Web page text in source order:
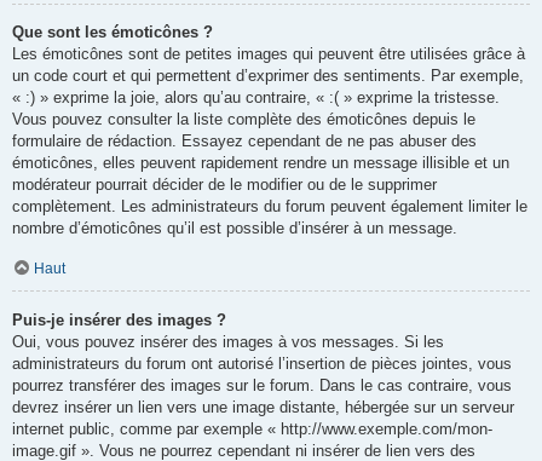
Que sont les émoticônes ?
Les émoticônes sont de petites images qui peuvent être utilisées grâce à
un code court et qui permettent d’exprimer des sentiments. Par exemple,
« :) » exprime la joie, alors qu’au contraire, « :( » exprime la tristesse.
Vous pouvez consulter la liste complète des émoticônes depuis le
formulaire de rédaction. Essayez cependant de ne pas abuser des
émoticônes, elles peuvent rapidement rendre un message illisible et un
modérateur pourrait décider de le modifier ou de le supprimer
complètement. Les administrateurs du forum peuvent également limiter le
nombre d’émoticônes qu’il est possible d’insérer à un message.
Haut
Puis-je insérer des images ?
Oui, vous pouvez insérer des images à vos messages. Si les
administrateurs du forum ont autorisé l’insertion de pièces jointes, vous
pourrez transférer des images sur le forum. Dans le cas contraire, vous
devrez insérer un lien vers une image distante, hébergée sur un serveur
internet public, comme par exemple « http://www.exemple.com/mon-
image.gif ». Vous ne pourrez cependant ni insérer de lien vers des